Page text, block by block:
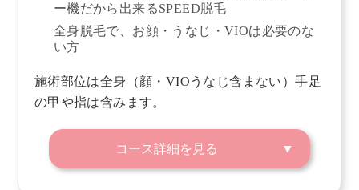
ー機だから出来るSPEED脱毛
全身脱毛で、お顔・うなじ・VIOは必要のな
い方
施術部位は全身（顔・VIOうなじ含まない）手足
の甲や指は含みます。
コース詳細を見る